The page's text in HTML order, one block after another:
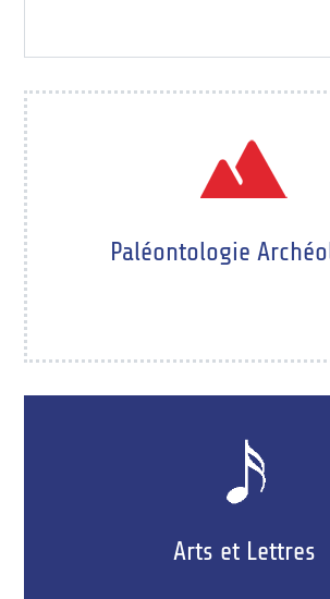
Paléontologie
Arts et Lettres